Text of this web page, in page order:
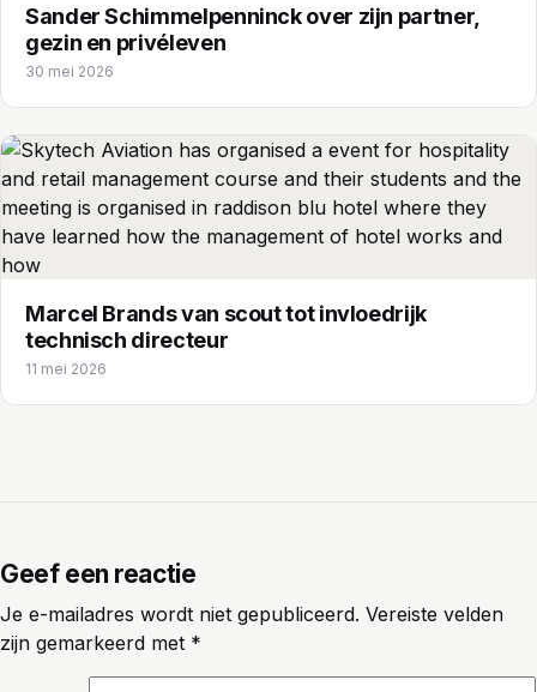
Sander Schimmelpenninck over zijn partner,
gezin en privéleven
30 mei 2026
Marcel Brands van scout tot invloedrijk
technisch directeur
11 mei 2026
Geef een reactie
Je e-mailadres wordt niet gepubliceerd. Vereiste velden
zijn gemarkeerd met *